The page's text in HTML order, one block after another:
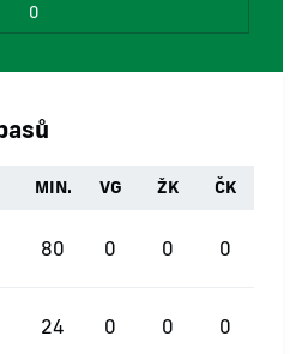
0
MIN. VG ŽK ČK
80 0 0 0
24 0 0 0